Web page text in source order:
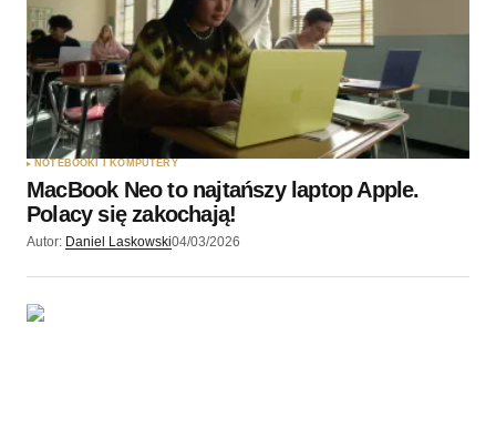
NOTEBOOKI I KOMPUTERY
MacBook Neo to najtańszy laptop Apple.
Polacy się zakochają!
Autor: Daniel Laskowski04/03/2026